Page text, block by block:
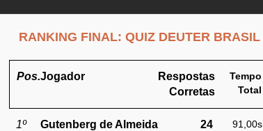
RANKING FINAL: QUIZ DEUTER BRASIL
Pos.Jogador
Respostas
Corretas
Tempo
Total
1º
Gutenberg de Almeida
24 91,00s